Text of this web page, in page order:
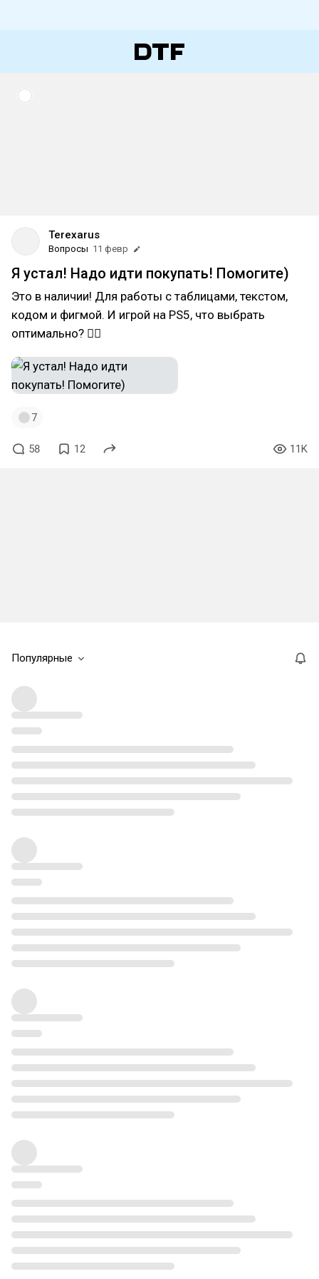
Terexarus
Вопросы 11 февр
Я устал! Надо идти покупать! Помогите)
Это в наличии! Для работы с таблицами, текстом,
кодом и фигмой. И игрой на PS5, что выбрать
оптимально? 🤷‍♂
7
58 12 11K
Популярные